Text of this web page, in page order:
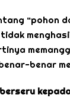
“pohon
benar